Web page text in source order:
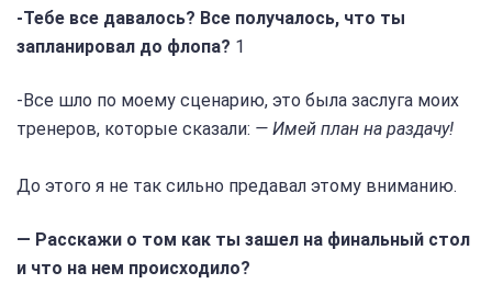
-Тебе все давалось? Все получалось, что ты
запланировал до флопа? 1
-Все шло по моему сценарию, это была заслуга моих
тренеров, которые сказали: — Имей план на раздачу!
До этого я не так сильно предавал этому вниманию.
— Расскажи о том как ты зашел на финальный стол
и что на нем происходило?